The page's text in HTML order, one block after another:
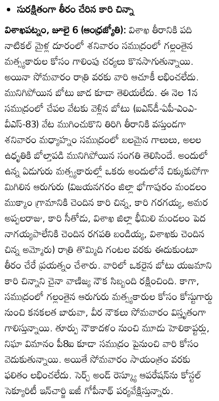
సురక్షితంగా తీరం చేరిన కారి చిన్నా
విశాఖపట్నం, జూలై 6 (ఆంధ్రజ్యోతి):విశాఖ తీరానికి పది
నాటికల్‌ మైళ్ల దూరంలో శనివారం సముద్రంలో గల్లంతైన
మత్స్యకారుల కోసం గాలింపు చర్యలు కొనసాగుతున్నాయి.
అయినా సోమవారం రాత్రి వరకు వారి ఆచూకీ లభించలేదు.
మునిగిపోయిన బోటు జాడ కూడా తెలియలేదు. ఈ నెల 1న
సముద్రంలో చేపల వేటకు వెళ్లిన బోటు (ఐఎన్‌డీ-ఏపీ-ఎంఎ-
వీఎస్‌-83) వేట ముగించుకొని తిరిగి తీరానికి వస్తుండగా
శనివారం మధ్యాహ్నం సముద్రంలో బలమైన గాలులు, అలల
ఉధృతికి బోల్తాపడి మునిగిపోయిన సంగతి తెలిసిందే. అందులో
ఉన్న ఏడుగురు మత్స్యకారుల్లో ఒకరు అందులోనే చిక్కుకుపోగా
మిగిలిన ఆరుగురు (విజయనగరం జిల్లా భోగాపురం మండలం
ముక్కాం గ్రామానికి చెందిన కారి చిన్న, కారి గరగయ్య, అమర
అప్పలరాజు, కారి సీతోడు, విశాఖ జిల్లా భీమిలి మండలం పెద
నాగయ్యపాలేనికి చెందిన రగపతి బండియ్య, విశాఖకు చెందిన
చిన్న అమ్మోరు) రాత్రి తొమ్మిది గంటల వరకు ఈదుకుంటూ
తీరం చేరే ప్రయత్నం చేశారు. వారిలో ఒకరైన బోటు యజమాని
కారి చిన్నాని చైనా వాణిజ్య నౌక సిబ్బంది రక్షించింది. కాగా,
సముద్రంలో గల్లంతైన ఆరుగురు మత్స్యకారుల కోసం కోస్టుగార్డు
నుంచి కనకలత బారువా, వీర నౌకలు సోమవారం విస్తృతంగా
గాలిస్తున్నాయి. తూర్పు నౌకాదళం నుంచి మూడు హెలికాప్టర్లు,
నిఘా విమానం పీ8ఐ కూడా సముద్రం పైనుంచి వారి కోసం
వెదుకుతున్నాయి. అయితే సోమవారం సాయంత్రం వరకు
ఫలితం లభించలేదు. సెర్చ్‌ అండ్‌ రెస్క్యూ ఆపరేషన్‌ను కోస్టల్‌
సెక్యూరిటీ ఇన్‌చార్జి ఐజీ గోపీనాథ్‌ పర్యవేక్షిస్తున్నారు.